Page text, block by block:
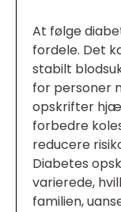
At følge
fordele. Det
stabilt
for personer
opskrifter
forbedre
reducere
Diabetes
varierede,
familien,